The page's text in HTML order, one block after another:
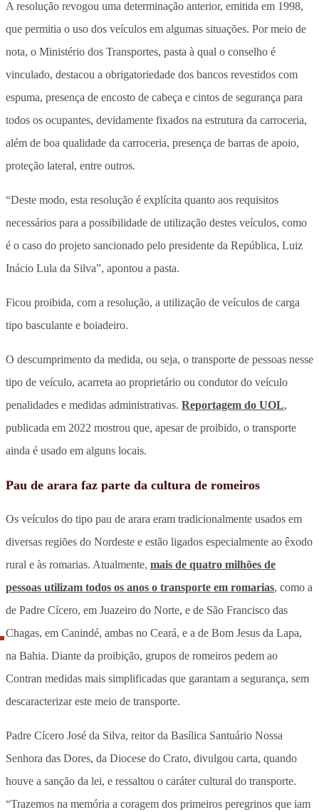
A resolução revogou uma determinação anterior, emitida em 1998,
que permitia o uso dos veículos em algumas situações. Por meio de
nota, o Ministério dos Transportes, pasta à qual o conselho é
vinculado, destacou a obrigatoriedade dos bancos revestidos com
espuma, presença de encosto de cabeça e cintos de segurança para
todos os ocupantes, devidamente fixados na estrutura da carroceria,
além de boa qualidade da carroceria, presença de barras de apoio,
proteção lateral, entre outros.
“Deste modo, esta resolução é explícita quanto aos requisitos
necessários para a possibilidade de utilização destes veículos, como
é o caso do projeto sancionado pelo presidente da República, Luiz
Inácio Lula da Silva”, apontou a pasta.
Ficou proibida, com a resolução, a utilização de veículos de carga
tipo basculante e boiadeiro.
O descumprimento da medida, ou seja, o transporte de pessoas nesse
tipo de veículo, acarreta ao proprietário ou condutor do veículo
penalidades e medidas administrativas. Reportagem do UOL,
publicada em 2022 mostrou que, apesar de proibido, o transporte
ainda é usado em alguns locais.
Pau de arara faz parte da cultura de romeiros
Os veículos do tipo pau de arara eram tradicionalmente usados em
diversas regiões do Nordeste e estão ligados especialmente ao êxodo
rural e às romarias. Atualmente, mais de quatro milhões de
pessoas utilizam todos os anos o transporte em romarias, como a
de Padre Cícero, em Juazeiro do Norte, e de São Francisco das
Chagas, em Canindé, ambas no Ceará, e a de Bom Jesus da Lapa,
na Bahia. Diante da proibição, grupos de romeiros pedem ao
Contran medidas mais simplificadas que garantam a segurança, sem
descaracterizar este meio de transporte.
Padre Cícero José da Silva, reitor da Basílica Santuário Nossa
Senhora das Dores, da Diocese do Crato, divulgou carta, quando
houve a sanção da lei, e ressaltou o caráter cultural do transporte.
“Trazemos na memória a coragem dos primeiros peregrinos que iam